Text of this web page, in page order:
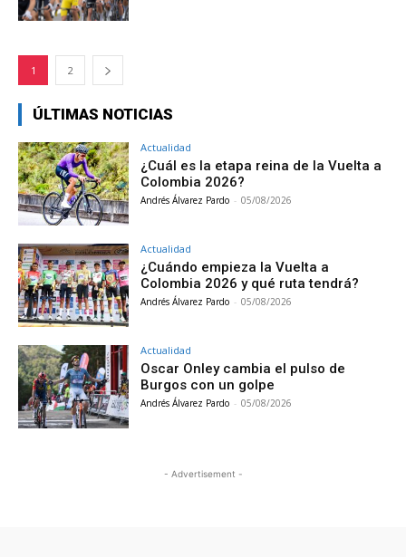
1 2
ÚLTIMAS NOTICIAS
Actualidad
¿Cuál es la etapa reina de la Vuelta a
Colombia 2026?
Andrés Álvarez Pardo - 05/08/2026
Actualidad
¿Cuándo empieza la Vuelta a
Colombia 2026 y qué ruta tendrá?
Andrés Álvarez Pardo - 05/08/2026
Actualidad
Oscar Onley cambia el pulso de
Burgos con un golpe
Andrés Álvarez Pardo - 05/08/2026
- Advertisement -